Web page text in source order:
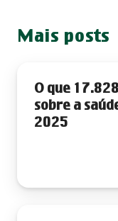
Mais posts
O que
sobre a
2025